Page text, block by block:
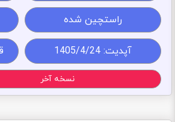
راستچین شده
آپدیت: 1405/4/24
نسخه آخر